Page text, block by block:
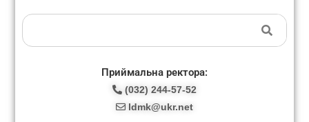
Приймальна ректора:
(032) 244-57-52
ldmk@ukr.net